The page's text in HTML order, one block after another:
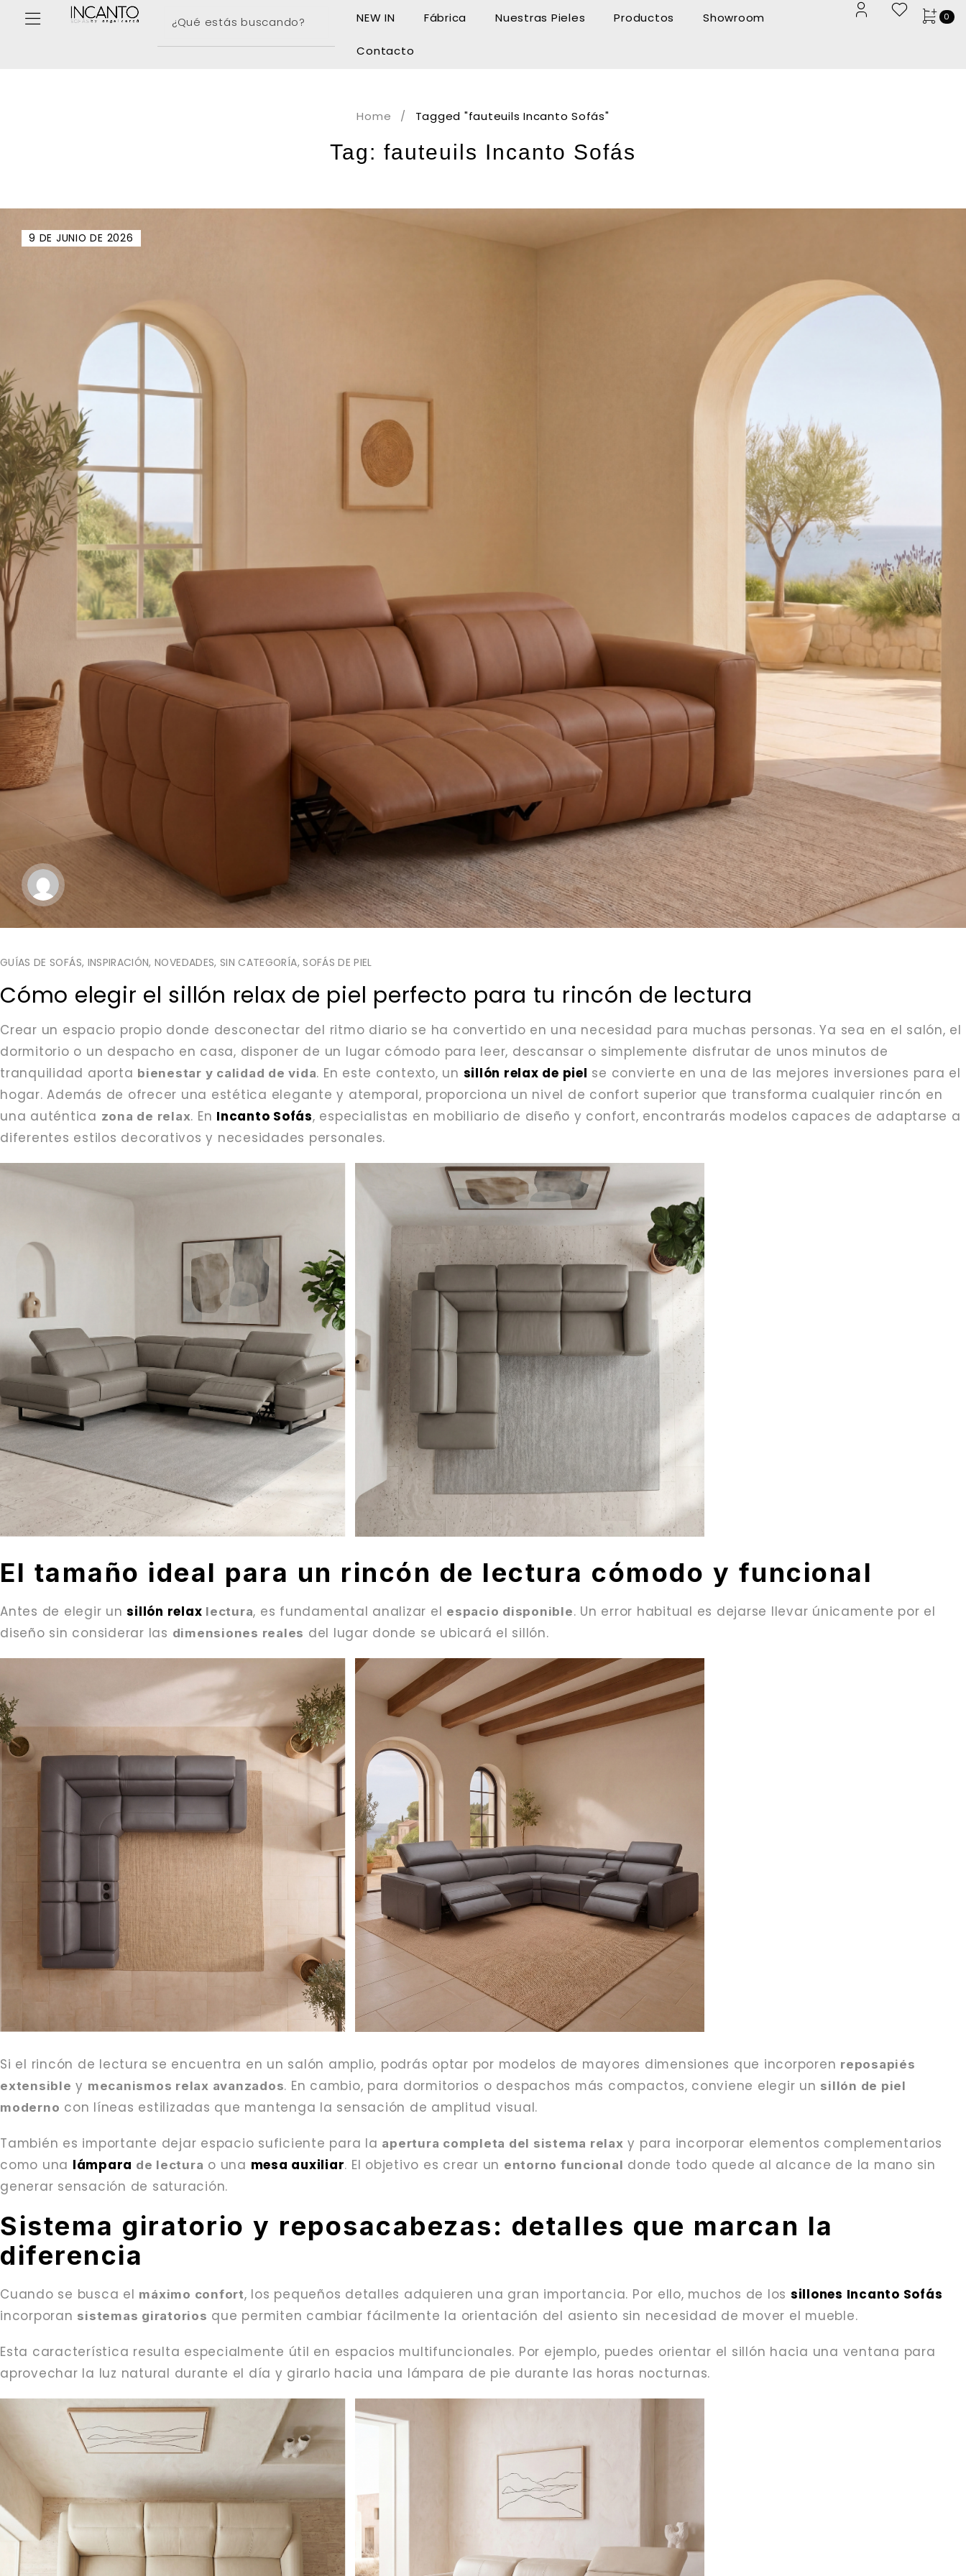
NEW IN Fábrica Nuestras Pieles Productos Showroom
Contacto
0
Tag: fauteuils Incanto Sofás
Home / Tagged "fauteuils Incanto Sofás"
9 DE JUNIO DE 2026
GUÍAS DE SOFÁS, INSPIRACIÓN,NOVEDADES, SIN CATEGORÍA,SOFÁS DE PIEL
Cómo elegir el sillón relax de piel perfecto para tu rincón de lectura
Crear un espacio propio donde desconectar del ritmo diario se ha convertido en una necesidad para muchas personas. Ya sea en el salón, el
dormitorio o un despacho en casa, disponer de un lugar cómodo para leer, descansar o simplemente disfrutar de unos minutos de
tranquilidad aporta bienestar y calidad de vida. En este contexto, un sillón relax de piel se convierte en una de las mejores inversiones para el
hogar. Además de ofrecer una estética elegante y atemporal, proporciona un nivel de confort superior que transforma cualquier rincón en
una auténtica zona de relax. En Incanto Sofás, especialistas en mobiliario de diseño y confort, encontrarás modelos capaces de adaptarse a
diferentes estilos decorativos y necesidades personales.
El tamaño ideal para un rincón de lectura cómodo y funcional
Antes de elegir unsillón relax lectura, es fundamental analizar el espacio disponible. Un error habitual es dejarse llevar únicamente por el
diseño sin considerar las dimensiones reales del lugar donde se ubicará el sillón.
Si el rincón de lectura se encuentra en un salón amplio, podrás optar por modelos de mayores dimensiones que incorporen reposapiés
extensible y mecanismos relax avanzados. En cambio, para dormitorios o despachos más compactos, conviene elegir un sillón de piel
moderno con líneas estilizadas que mantenga la sensación de amplitud visual.
También es importante dejar espacio suficiente para la apertura completa del sistema relax y para incorporar elementos complementarios
como una lámpara de lectura o una mesa auxiliar. El objetivo es crear un entorno funcional donde todo quede al alcance de la mano sin
generar sensación de saturación.
Sistema giratorio y reposacabezas: detalles que marcan la
diferencia
Cuando se busca el máximo confort, los pequeños detalles adquieren una gran importancia. Por ello, muchos de los sillones Incanto Sofás
incorporan sistemas giratorios que permiten cambiar fácilmente la orientación del asiento sin necesidad de mover el mueble.
Esta característica resulta especialmente útil en espacios multifuncionales. Por ejemplo, puedes orientar el sillón hacia una ventana para
aprovechar la luz natural durante el día y girarlo hacia una lámpara de pie durante las horas nocturnas.